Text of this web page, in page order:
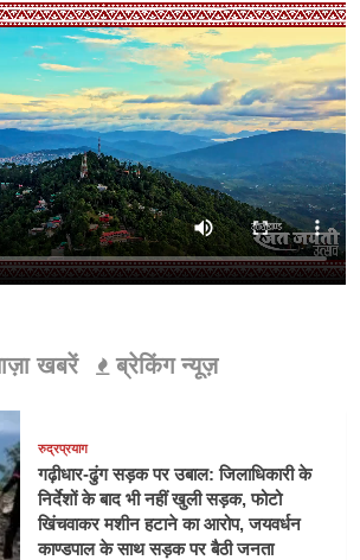
खबरें ब्रेकिंग न्यूज़
रुद्रप्रयाग
गढ़ीधार-ढुंग सड़क पर उबाल: जिलाधिकारी के
निर्देशों के बाद भी नहीं खुली सड़क, फोटो
खिंचवाकर मशीन हटाने का आरोप, जयवर्धन
काण्डपाल के साथ सड़क पर बैठी जनता